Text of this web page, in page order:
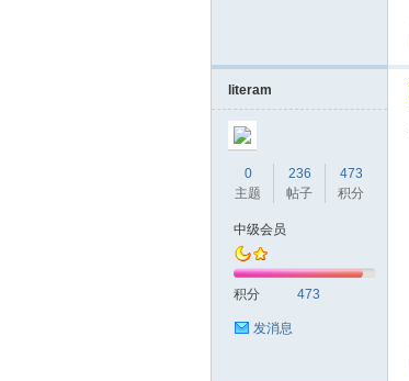
literam
0
主题
236
帖子
473
积分
中级会员
积分 473
发消息